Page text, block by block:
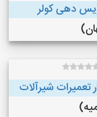
دهی کولر
شیرآلات